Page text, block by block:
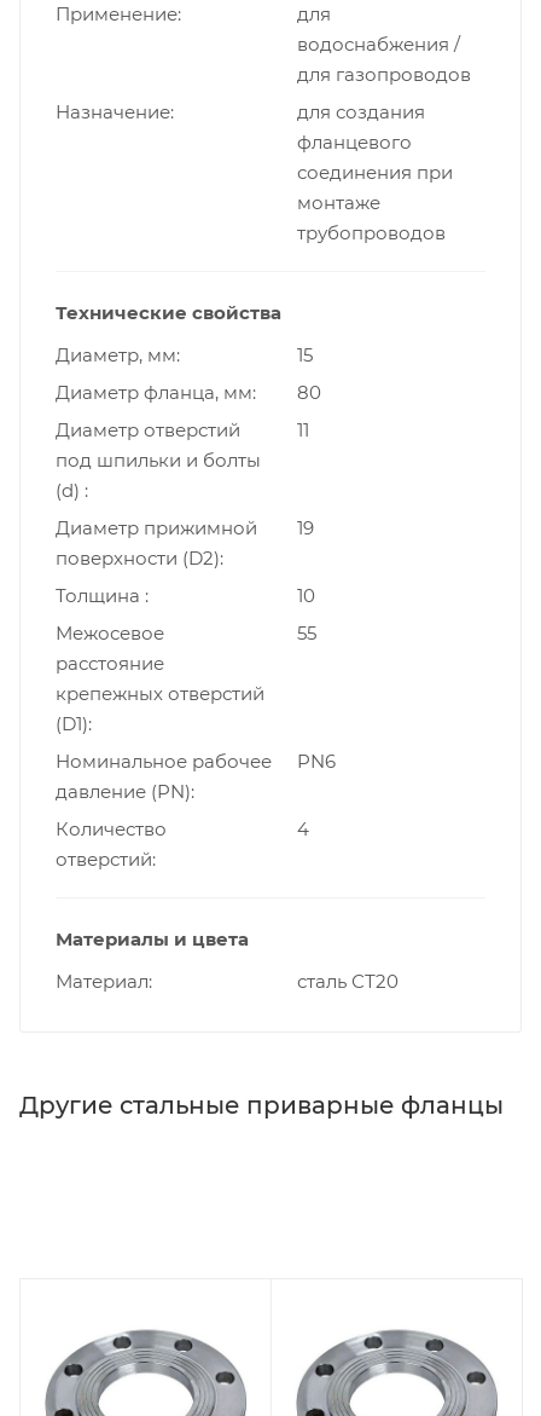
Применение
для
водоснабжения /
для газопроводов
Назначение
для создания
фланцевого
соединения при
монтаже
трубопроводов
Технические свойства
Диаметр, мм
15
Диаметр фланца, мм
80
Диаметр отверстий
под шпильки и болты
(d)
11
Диаметр прижимной
поверхности (D2)
19
Толщина
10
Межосевое
расстояние
крепежных отверстий
(D1)
55
Номинальное рабочее
давление (PN)
PN6
Количество
отверстий
4
Материалы и цвета
Материал
сталь СТ20
Другие стальные приварные фланцы